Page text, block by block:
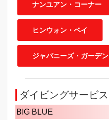
ナンユアン・コーナー
ヒンウォン・ベイ
ジャパニーズ・ガーデン
ダイビングサービス
BIG BLUE